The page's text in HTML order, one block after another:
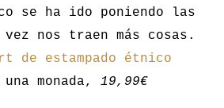
se ha ido poniendo las
nos traen más cosas.
de estampado étnico
monada, 19,99€